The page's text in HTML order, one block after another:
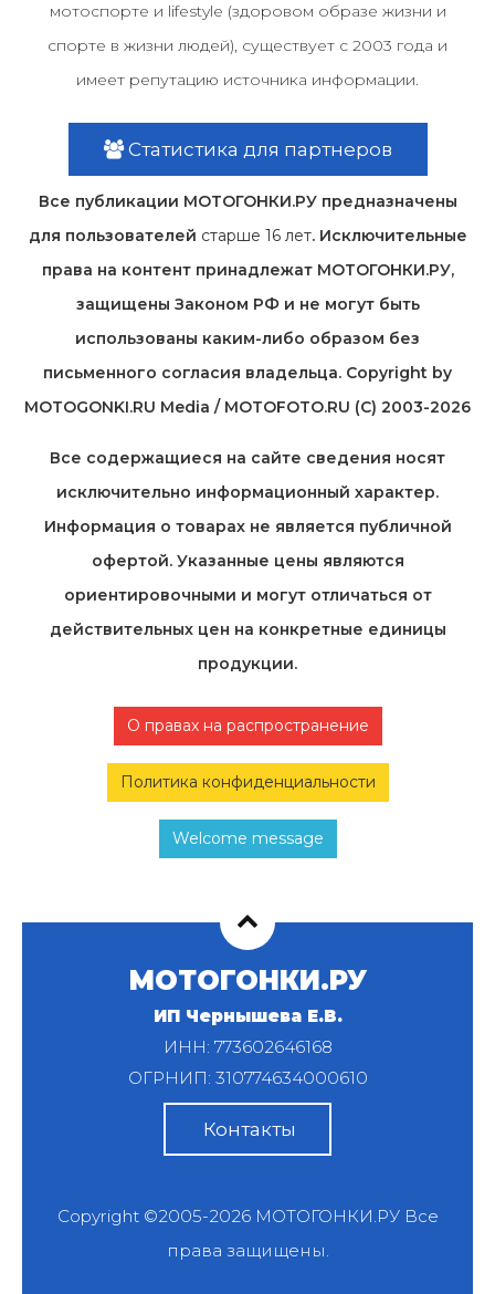
мотоспорте и lifestyle (здоровом образе жизни и
спорте в жизни людей), существует с 2003 года и
имеет репутацию источника информации.
Статистика для партнеров
Все публикации МОТОГОНКИ.РУ предназначены
для пользователей старше 16 лет. Исключительные
права на контент принадлежат МОТОГОНКИ.РУ,
защищены Законом РФ и не могут быть
использованы каким-либо образом без
письменного согласия владельца. Copyright by
MOTOGONKI.RU Media / MOTOFOTO.RU (C) 2003-2026
Все содержащиеся на cайте сведения носят
исключительно информационный характер.
Информация о товарах не является публичной
офертой. Указанные цены являются
ориентировочными и могут отличаться от
действительных цен на конкретные единицы
продукции.
О правах на распространение
Политика конфиденциальности
Welcome message
МОТОГОНКИ.РУ
ИП Чернышева Е.В.
ИНН: 773602646168
ОГРНИП: 310774634000610
Контакты
Copyright ©2005-2026 МОТОГОНКИ.РУВсе
права защищены.